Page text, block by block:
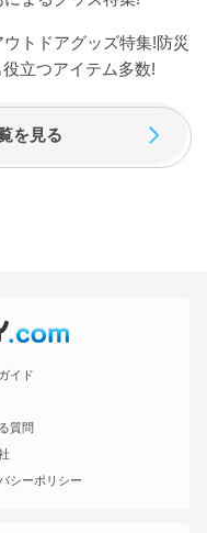
を見る
イド
質問
シーポリシー